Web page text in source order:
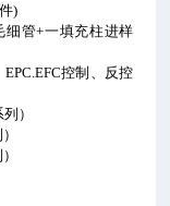
)
细管+一填充柱进样
控制、反控
）